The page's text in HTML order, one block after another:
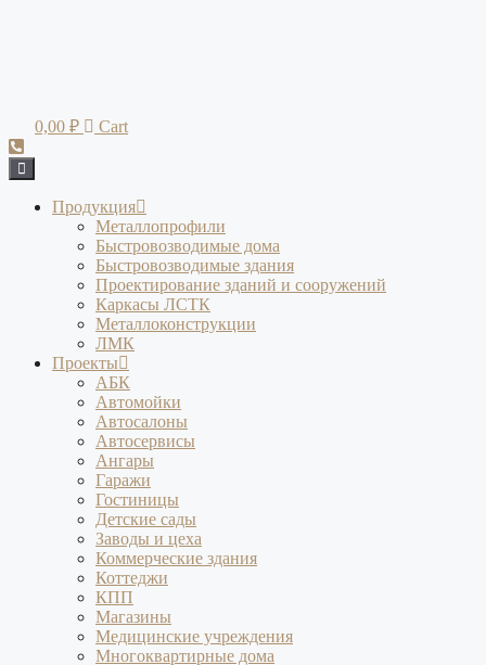
0,00 ₽ Cart
Продукция
Металлопрофили
Быстровозводимые дома
Быстровозводимые здания
Проектирование зданий и сооружений
Каркасы ЛСТК
Металлоконструкции
ЛМК
Проекты
АБК
Автомойки
Автосалоны
Автосервисы
Ангары
Гаражи
Гостиницы
Детские сады
Заводы и цеха
Коммерческие здания
Коттеджи
КПП
Магазины
Медицинские учреждения
Многоквартирные дома